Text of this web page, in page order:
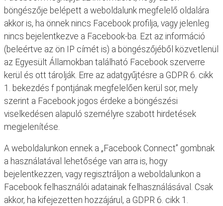
böngészője belépett a weboldalunk megfelelő oldalára
akkor is, ha önnek nincs Facebook profilja, vagy jelenleg
nincs bejelentkezve a Facebook-ba. Ezt az információ
(beleértve az ön IP címét is) a böngészőjéből közvetlenül
az Egyesült Államokban található Facebook szerverre
kerül és ott tárolják. Erre az adatgyűjtésre a GDPR 6. cikk
1. bekezdés f pontjának megfelelően kerül sor, mely
szerint a Facebook jogos érdeke a böngészési
viselkedésen alapuló személyre szabott hirdetések
megjelenítése.
A weboldalunkon ennek a „Facebook Connect” gombnak
a használatával lehetősége van arra is, hogy
bejelentkezzen, vagy regisztráljon a weboldalunkon a
Facebook felhasználói adatainak felhasználásával. Csak
akkor, ha kifejezetten hozzájárul, a GDPR 6. cikk 1.